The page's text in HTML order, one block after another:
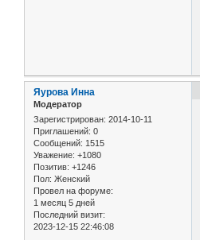
Яурова Инна
Модератор
Зарегистрирован: 2014-10-11
Приглашений: 0
Сообщений: 1515
Уважение: +1080
Позитив: +1246
Пол: Женский
Провел на форуме:
1 месяц 5 дней
Последний визит:
2023-12-15 22:46:08